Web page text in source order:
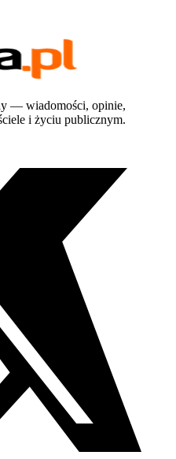
— wiadomości, opinie,
i życiu publicznym.